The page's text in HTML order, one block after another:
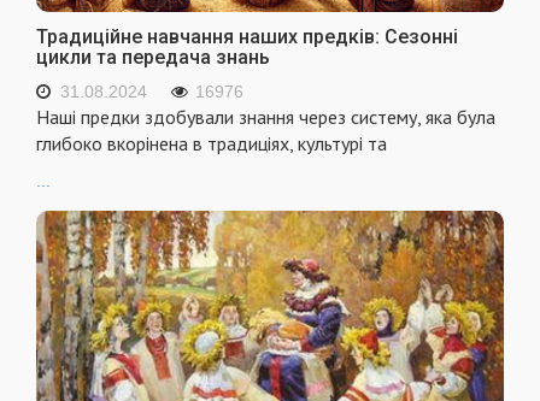
Традиційне навчання наших предків: Сезонні
цикли та передача знань
31.08.2024 16976
Наші предки здобували знання через систему, яка була
глибоко вкорінена в традиціях, культурі та